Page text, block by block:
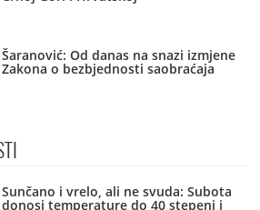
Šaranović: Od danas na snazi izmjene
Zakona o bezbjednosti saobraćaja
Sunčano i vrelo, ali ne svuda: Subota
donosi temperature do 40 stepeni i